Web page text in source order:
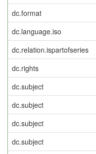
dc.format
dc.language.iso
dc.relation.ispartofseries
dc.rights
dc.subject
dc.subject
dc.subject
dc.subject